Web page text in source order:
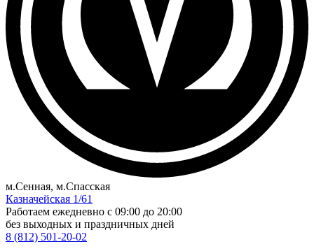
м.Сенная, м.Спасская
Казначейская 1/61
Работаем ежедневно c 09:00 до 20:00
без выходных и праздничных дней
8 (812) 501-20-02